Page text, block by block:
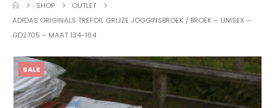
SHOP
OUTLET
ADIDAS ORIGINALS TREFOIL GRIJZE JOGGINSBROEK / BROEK – UNISEX –
GD2705 – MAAT 134-164
SALE